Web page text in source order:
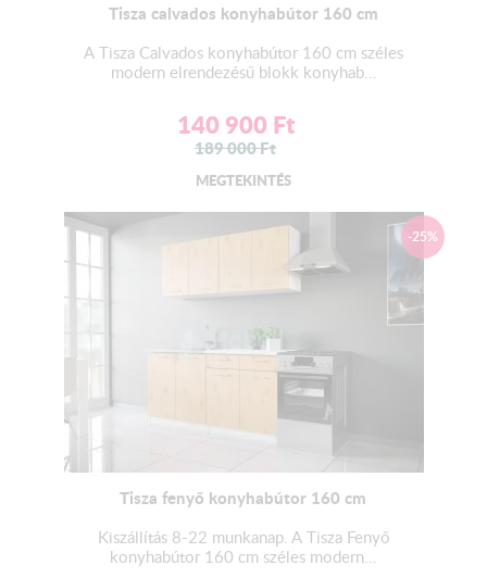
Tisza calvados konyhabútor 160 cm
A Tisza Calvados konyhabútor 160 cm széles
modern elrendezésű blokk konyhab...
140 900 Ft
189 000Ft
MEGTEKINTÉS
-25%
Tisza fenyő konyhabútor 160 cm
Kiszállítás 8-22 munkanap. A Tisza Fenyő
konyhabútor 160 cm széles modern...